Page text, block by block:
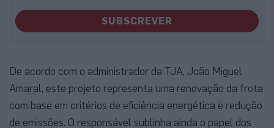
SUBSCREVER
De acordo com o administrador da TJA, João Miguel
Amaral, este projeto representa uma renovação da frota
com base em critérios de eficiência energética e redução
de emissões. O responsável sublinha ainda o papel dos